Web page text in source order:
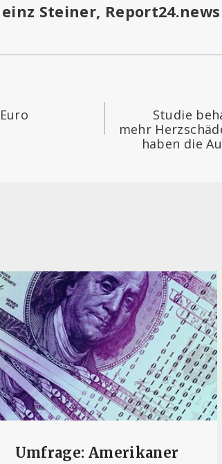
Steiner, Report24.news
Studie
mehr
haben die
Umfrage: Amerikaner